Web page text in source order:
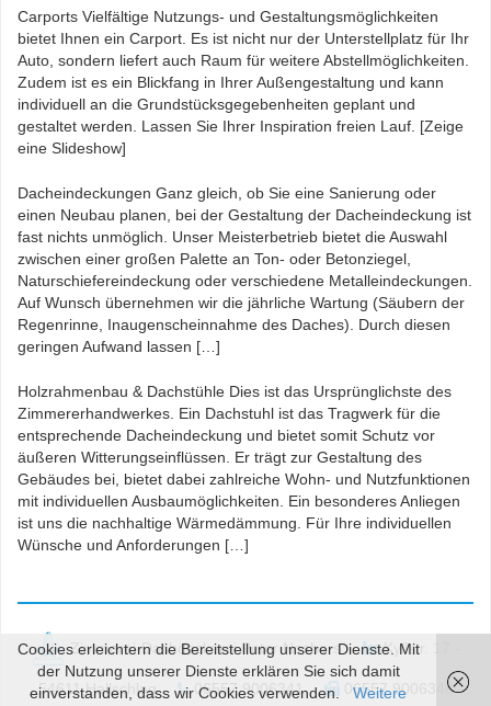
Carports Vielfältige Nutzungs- und Gestaltungsmöglichkeiten
bietet Ihnen ein Carport. Es ist nicht nur der Unterstellplatz für Ihr
Auto, sondern liefert auch Raum für weitere Abstellmöglichkeiten.
Zudem ist es ein Blickfang in Ihrer Außengestaltung und kann
individuell an die Grundstücksgegebenheiten geplant und
gestaltet werden. Lassen Sie Ihrer Inspiration freien Lauf. [Zeige
eine Slideshow]
Dacheindeckungen Ganz gleich, ob Sie eine Sanierung oder
einen Neubau planen, bei der Gestaltung der Dacheindeckung ist
fast nichts unmöglich. Unser Meisterbetrieb bietet die Auswahl
zwischen einer großen Palette an Ton- oder Betonziegel,
Naturschiefereindeckung oder verschiedene Metalleindeckungen.
Auf Wunsch übernehmen wir die jährliche Wartung (Säubern der
Regenrinne, Inaugenscheinnahme des Daches). Durch diesen
geringen Aufwand lassen […]
Holzrahmenbau & Dachstühle Dies ist das Ursprünglichste des
Zimmererhandwerkes. Ein Dachstuhl ist das Tragwerk für die
entsprechende Dacheindeckung und bietet somit Schutz vor
äußeren Witterungseinflüssen. Er trägt zur Gestaltung des
Gebäudes bei, bietet dabei zahlreiche Wohn- und Nutzfunktionen
mit individuellen Ausbaumöglichkeiten. Ein besonderes Anliegen
ist uns die nachhaltige Wärmedämmung. Für Ihre individuellen
Wünsche und Anforderungen […]
Zimmerei-Dachdeckerei Peter Nosbers Kyllstr. 17 -
54611 Hallschlag 06557 9006341 06557 9006348
Cookies erleichtern die Bereitstellung unserer Dienste. Mit
der Nutzung unserer Dienste erklären Sie sich damit
einverstanden, dass wir Cookies verwenden.
Weitere